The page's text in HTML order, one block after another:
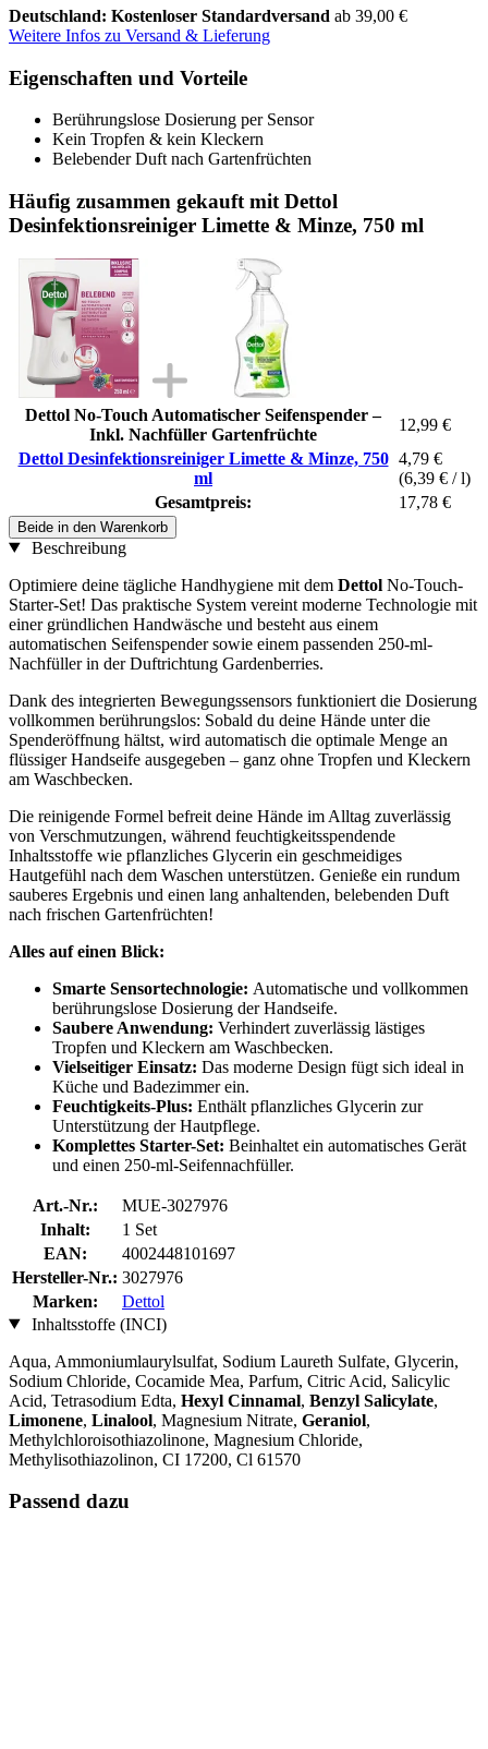
Deutschland: Kostenloser Standardversand ab 39,00 €
Weitere Infos zu Versand & Lieferung
Eigenschaften und Vorteile
Berührungslose Dosierung per Sensor
Kein Tropfen & kein Kleckern
Belebender Duft nach Gartenfrüchten
Häufig zusammen gekauft mit Dettol
Desinfektionsreiniger Limette & Minze, 750 ml
Dettol No-Touch Automatischer Seifenspender –
Inkl. Nachfüller Gartenfrüchte
12,99 €
Dettol Desinfektionsreiniger Limette & Minze, 750
ml
4,79 €
(6,39 € / l)
Gesamtpreis:
17,78 €
Beide in den Warenkorb
Beschreibung
Optimiere deine tägliche Handhygiene mit dem Dettol No-Touch-
Starter-Set! Das praktische System vereint moderne Technologie mit
einer gründlichen Handwäsche und besteht aus einem
automatischen Seifenspender sowie einem passenden 250-ml-
Nachfüller in der Duftrichtung Gardenberries.
Dank des integrierten Bewegungssensors funktioniert die Dosierung
vollkommen berührungslos: Sobald du deine Hände unter die
Spenderöffnung hältst, wird automatisch die optimale Menge an
flüssiger Handseife ausgegeben – ganz ohne Tropfen und Kleckern
am Waschbecken.
Die reinigende Formel befreit deine Hände im Alltag zuverlässig
von Verschmutzungen, während feuchtigkeitsspendende
Inhaltsstoffe wie pflanzliches Glycerin ein geschmeidiges
Hautgefühl nach dem Waschen unterstützen. Genieße ein rundum
sauberes Ergebnis und einen lang anhaltenden, belebenden Duft
nach frischen Gartenfrüchten!
Alles auf einen Blick:
Smarte Sensortechnologie: Automatische und vollkommen
berührungslose Dosierung der Handseife.
Saubere Anwendung: Verhindert zuverlässig lästiges
Tropfen und Kleckern am Waschbecken.
Vielseitiger Einsatz: Das moderne Design fügt sich ideal in
Küche und Badezimmer ein.
Feuchtigkeits-Plus: Enthält pflanzliches Glycerin zur
Unterstützung der Hautpflege.
Komplettes Starter-Set: Beinhaltet ein automatisches Gerät
und einen 250-ml-Seifennachfüller.
Art.-Nr.:
MUE-3027976
Inhalt:
1 Set
EAN:
4002448101697
Hersteller-Nr.: 3027976
Marken:
Dettol
Inhaltsstoffe (INCI)
Aqua, Ammoniumlaurylsulfat, Sodium Laureth Sulfate, Glycerin,
Sodium Chloride, Cocamide Mea, Parfum, Citric Acid, Salicylic
Acid, Tetrasodium Edta, Hexyl Cinnamal, Benzyl Salicylate,
Limonene, Linalool, Magnesium Nitrate, Geraniol,
Methylchloroisothiazolinone, Magnesium Chloride,
Methylisothiazolinon, CI 17200, Cl 61570
Passend dazu